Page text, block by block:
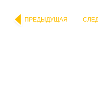
ПРЕДЫДУЩАЯ